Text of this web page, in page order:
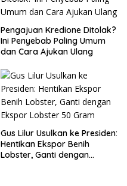
Pengajuan Kredione Ditolak?
Ini Penyebab Paling Umum
dan Cara Ajukan Ulang
Gus Lilur Usulkan ke Presiden:
Hentikan Ekspor Benih
Lobster, Ganti dengan